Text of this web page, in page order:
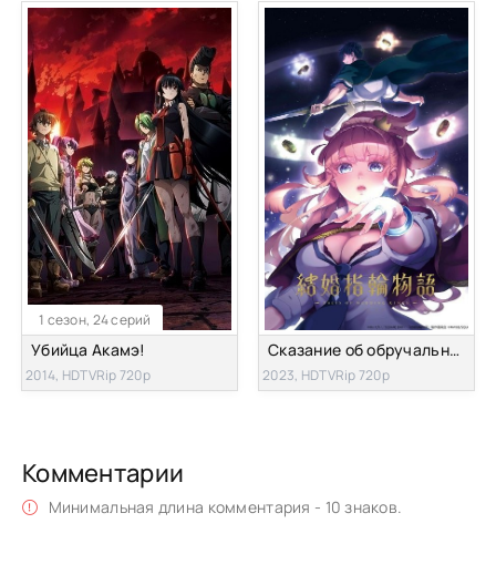
1 сезон, 24 серий
Убийца Акамэ!
2014, HDTVRip 720p
Сказание об обручальных кольцах
2023, HDTVRip 720p
Комментарии
Минимальная длина комментария - 10 знаков.